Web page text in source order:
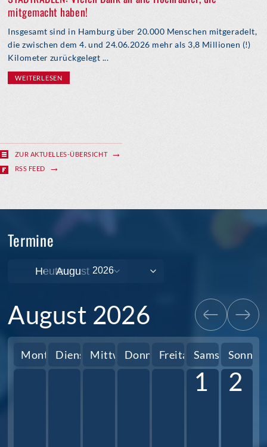
mitgemacht haben!
Insgesamt sind in Hamburg über 20.000 Menschen mitgeradelt,
die zwischen dem 4. und 24.06.2026 mehr als 3,8 Millionen (!)
Kilometer zurückgelegt ...
WEITERLESEN
ZUR AKTUELLES-ÜBERSICHT
RSS FEED
Termine
Heute
August 2026
MontagDienstagMittwochDonnerstag
FreitagSamstag
1 2